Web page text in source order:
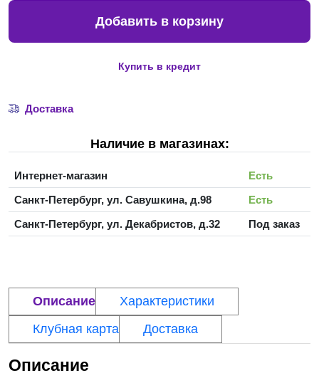
Добавить в корзину
Купить в кредит
Доставка
Наличие в магазинах:
Интернет-магазин
Есть
Санкт-Петербург, ул. Савушкина, д.98
Есть
Санкт-Петербург, ул. Декабристов, д.32
Под заказ
Описание
Характеристики
Клубная карта
Доставка
Описание